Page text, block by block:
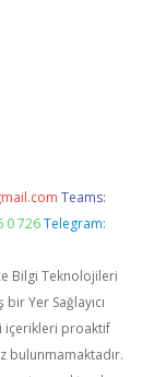
Teams:
0 726 Telegram:
Bilgi Teknolojileri
Yer Sağlayıcı
içerikleri proaktif
bulunmamaktadır.